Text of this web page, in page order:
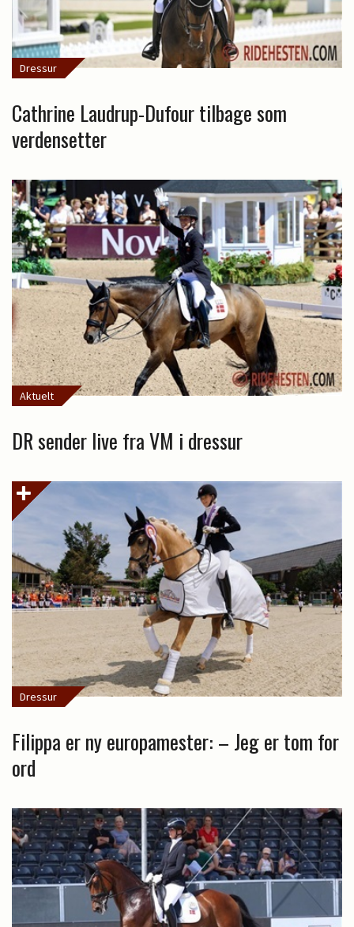
Dressur
Cathrine Laudrup-Dufour tilbage som
verdensetter
Aktuelt
DR sender live fra VM i dressur
Dressur
Filippa er ny europamester: – Jeg er tom for
ord